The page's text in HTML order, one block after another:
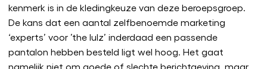
kenmerk is in de kledingkeuze van deze beroepsgroep.
De kans dat een aantal zelfbenoemde marketing
‘experts’ voor ’the lulz’ inderdaad een passende
pantalon hebben besteld ligt wel hoog. Het gaat
namelijk niet om goede of slechte berichtgeving, maar